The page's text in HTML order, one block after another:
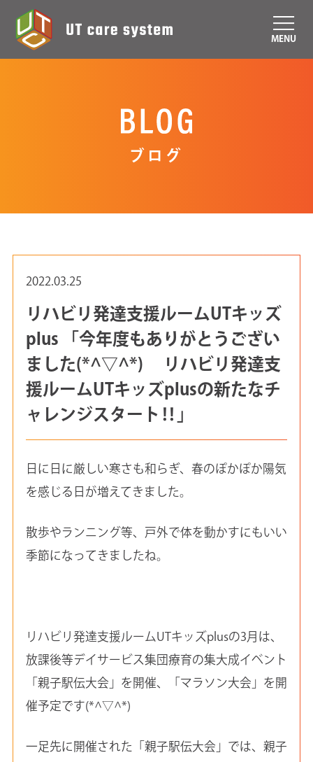
MENU
ブログ
2022.03.25
リハビリ発達支援ルームUTキッズ
plus 「今年度もありがとうござい
ました(*^▽^*) リハビリ発達支
援ルームUTキッズplusの新たなチ
ャレンジスタート‼」
日に日に厳しい寒さも和らぎ、春のぽかぽか陽気
を感じる日が増えてきました。
散歩やランニング等、戸外で体を動かすにもいい
季節になってきましたね。
リハビリ発達支援ルームUTキッズplusの3月は、
放課後等デイサービス集団療育の集大成イベント
「親子駅伝大会」を開催、「マラソン大会」を開
催予定です(*^▽^*)
一足先に開催された「親子駅伝大会」では、親子